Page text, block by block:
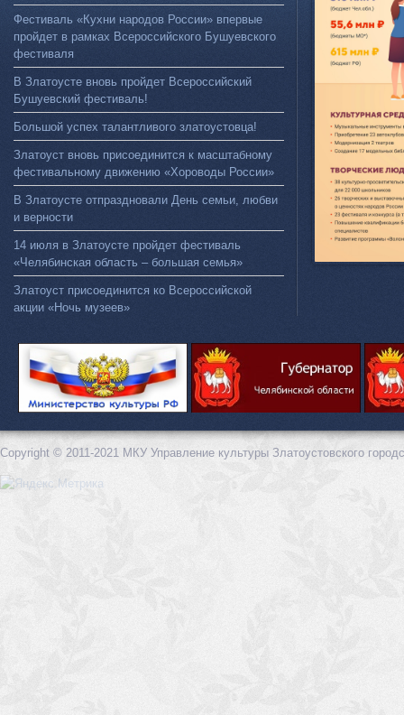
Фестиваль «Кухни народов России» впервые
пройдет в рамках Всероссийского Бушуевского
фестиваля
В Златоусте вновь пройдет Всероссийский
Бушуевский фестиваль!
Большой успех талантливого златоустовца!
Златоуст вновь присоединится к масштабному
фестивальному движению «Хороводы России»
В Златоусте отпраздновали День семьи, любви
и верности
14 июля в Златоусте пройдет фестиваль
«Челябинская область – большая семья»
Златоуст присоединится ко Всероссийской
акции «Ночь музеев»
Copyright © 2011-2021 МКУ Управление культуры Златоустовского